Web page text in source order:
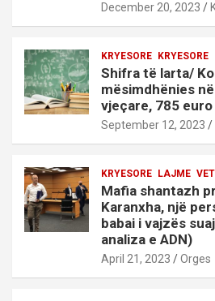
December 20, 2023
KRYESORE KRYESORE
Shifra të larta/
mësimdhënies
vjeçare, 785
September 12, 2023
KRYESORE LAJME
Mafia shantazh
Karanxha, një
babai i vajzës
analiza e ADN)
April 21, 2023 Orges